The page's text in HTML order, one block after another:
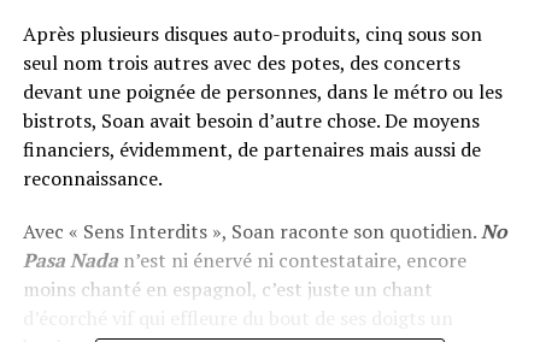
Après plusieurs disques auto-produits, cinq sous son
seul nom trois autres avec des potes, des concerts
devant une poignée de personnes, dans le métro ou les
bistrots, Soan avait besoin d’autre chose. De moyens
financiers, évidemment, de partenaires mais aussi de
reconnaissance.
Avec « Sens Interdits », Soan raconte son quotidien.No
Pasa Nadan’est ni énervé ni contestataire, encore
moins chanté en espagnol, c’est juste un chant